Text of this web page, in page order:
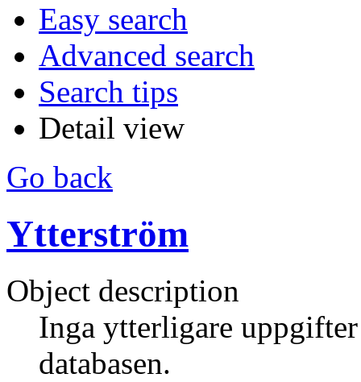
Easy search
Advanced search
Search tips
Detail view
Go back
Ytterström
Object description
Inga ytterligare
databasen.